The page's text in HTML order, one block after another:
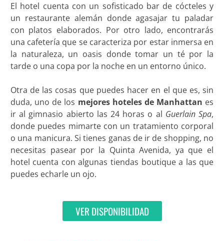
El hotel cuenta con un sofisticado bar de cócteles y
un restaurante alemán donde agasajar tu paladar
con platos elaborados. Por otro lado, encontrarás
una cafetería que se caracteriza por estar inmersa en
la naturaleza, un oasis donde tomar un té por la
tarde o una copa por la noche en un entorno único.
Otra de las cosas que puedes hacer en el que es, sin
duda, uno de los mejores hoteles de Manhattan es
ir al gimnasio abierto las 24 horas o al Guerlain Spa,
donde puedes mimarte con un tratamiento corporal
o una manicura. Si tienes ganas de ir de shopping, no
necesitas pasear por la Quinta Avenida, ya que el
hotel cuenta con algunas tiendas boutique a las que
puedes echarle un ojo.
VER DISPONIBILIDAD